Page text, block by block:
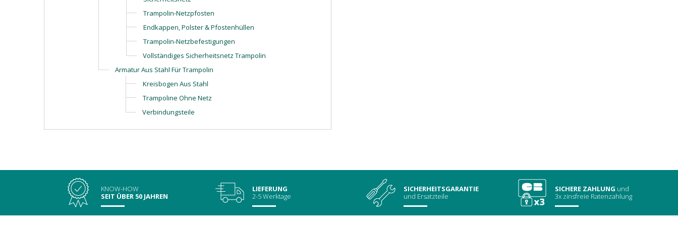
Trampolin-Netzpfosten
Endkappen, Polster & Pfostenhüllen
Trampolin-Netzbefestigungen
Vollständiges Sicherheitsnetz Trampolin
Armatur Aus Stahl Für Trampolin
Kreisbogen Aus Stahl
Trampoline Ohne Netz
Verbindungsteile
KNOW-HOW
SEIT ÜBER 50 JAHREN
LIEFERUNG
2-5 Werktage
SICHERHEITSGARANTIE
und Ersatzteile
SICHERE ZAHLUNG und
3x zinsfreie Ratenzahlung